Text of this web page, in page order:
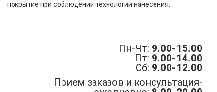
покрытие при соблюдении технологии нанесения.
Пн-Чт: 9.00-15.00
Пт: 9.00-14.00
Сб: 9.00-12.00
Прием заказов и консультация-